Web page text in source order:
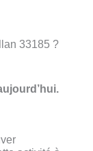
33185 ?